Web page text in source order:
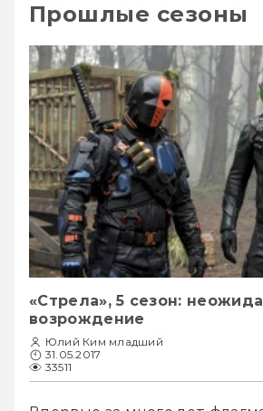
Прошлые сезоны
«Стрела», 5 сезон:
возрождение
Юлий Ким младший
31.05.2017
33511